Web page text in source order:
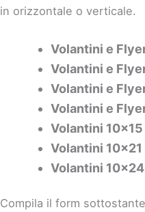
in orizzontale o verticale.
Volantini e
Volantini e
Volantini e
Volantini e
Volantini
Volantini 10×21
Volantini
Compila il form